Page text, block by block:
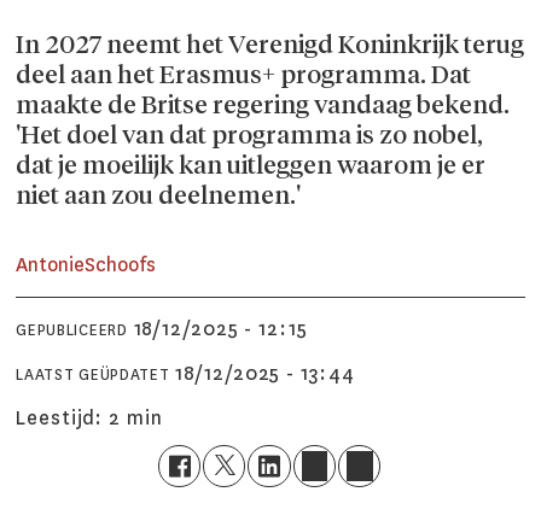
In 2027 neemt het Verenigd Koninkrijk terug
deel aan het Erasmus+ programma. Dat
maakte de Britse regering vandaag bekend.
'Het doel van dat programma is zo nobel,
dat je moeilijk kan uitleggen waarom je er
niet aan zou deelnemen.'
AntonieSchoofs
GEPUBLICEERD 18/12/2025 - 12:15
LAATST GEÜPDATET
18/12/2025 - 13:44
Leestijd: 2 min